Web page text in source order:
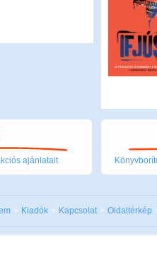
ajánlatait
Kiadók Kapcsolat Oldaltérkép